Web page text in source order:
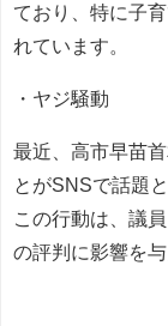
ており、特に子
れています。
・ヤジ騒動
最近、高市早苗
とがSNSで話題
この行動は、議
の評判に影響を与